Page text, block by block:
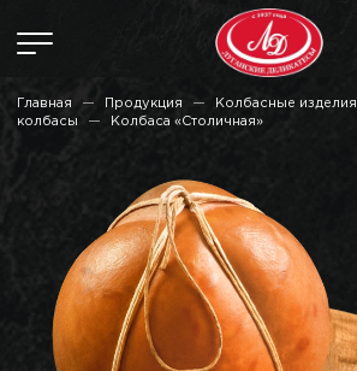
Главная Продукция Колбасные изделия
колбасы
Колбаса «Столичная»